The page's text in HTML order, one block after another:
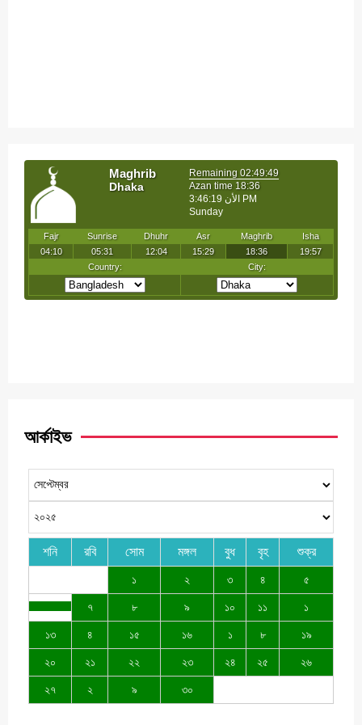
আর্কাইভ
শনি রবি সোম মঙ্গল বুধ বৃহ শুক্র
১ ২ ৩ ৪ ৫
৭ ৮ ৯ ১০ ১১ ১
১৩ ৪ ১৫ ১৬ ১ ৮ ১৯
২০ ২১ ২২ ২৩ ২৪ ২৫ ২৬
২৭ ২ ৯ ৩০